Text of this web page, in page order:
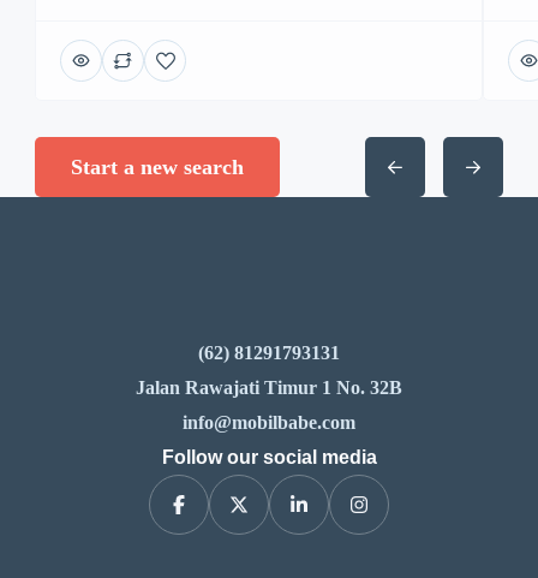
Start a new search
(62) 81291793131
Jalan Rawajati Timur 1 No. 32B
info@mobilbabe.com
Follow our social media